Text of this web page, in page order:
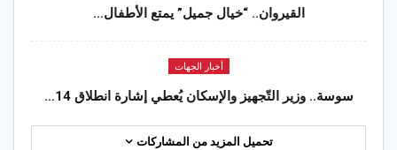
القيروان.. “خيال جميل” يمتع الأطفال…
أخبار الجهات
سوسة.. وزير التّجهيز والإسكان يُعطي إشارة انطلاق 14…
تحميل المزيد من المشاركات